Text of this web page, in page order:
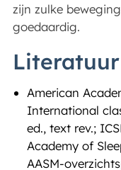
zijn zulke
goedaardig.
Literatuur
American
International
ed., text rev.;
Academy of
AASM-